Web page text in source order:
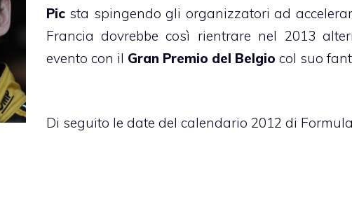
Picsta spingendo gli organizzatori ad
Francia dovrebbe così rientrare nel 2013
evento con il Gran Premio del Belgio col suo
Di seguito le date del calendario 2012 di